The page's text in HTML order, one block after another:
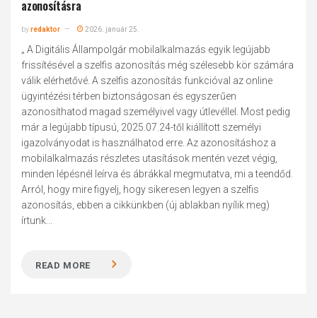
azonosításra
byredaktor 2026. január 25.
„ A Digitális Állampolgár mobilalkalmazás egyik legújabb
frissítésével a szelfis azonosítás még szélesebb kör számára
válik elérhetővé. A szelfis azonosítás funkcióval az online
ügyintézési térben biztonságosan és egyszerűen
azonosíthatod magad személyivel vagy útlevéllel. Most pedig
már a legújabb típusú, 2025.07.24-től kiállított személyi
igazolványodat is használhatod erre. Az azonosításhoz a
mobilalkalmazás részletes utasítások mentén vezet végig,
minden lépésnél leírva és ábrákkal megmutatva, mi a teendőd.
Arról, hogy mire figyelj, hogy sikeresen legyen a szelfis
azonosítás, ebben a cikkünkben (új ablakban nyílik meg)
írtunk...
READ MORE